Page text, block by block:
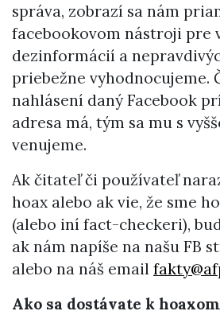
správa, zobrazí sa nám
facebookovom nástroji pre
dezinformácií a
priebežne vyhodnocujeme.
nahlásení daný Facebook
adresa má, tým sa mu s
venujeme.
Ak čitateľ či používateľ
hoax alebo ak vie, že sme
(alebo iní fact-checkeri),
ak nám napíše na našu FB
alebo na náš email
Ako sa dostávate k